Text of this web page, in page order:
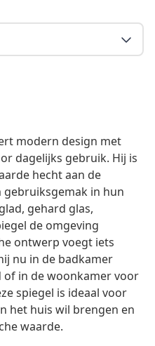
modern design met
dagelijks gebruik. Hij is
hecht aan de
gebruiksgemak in hun
gehard glas,
de omgeving
ontwerp voegt iets
nu in de badkamer
in de woonkamer voor
spiegel is ideaal voor
het huis wil brengen en
waarde.